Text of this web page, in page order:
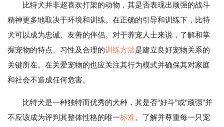
比特犬并非超喜欢打架的动物，其是否表现出顽强的战斗
精神更多地取决于环境和训练。在正确的引导和训练下，比特
犬可以成为忠诚、友善的伴侣。对于养宠人士来说，了解和掌
握宠物的特点、习性及合理的训练方法是建立良好宠物关系的
关键所在。在关爱宠物的也应关注其行为模式并确保其对家庭
和社会不造成任何危害。
比特犬是一种独特而优秀的犬种，其是否“好斗”或“顽强”并
不应该成为评判其整体性格的唯一标准。了解并尊重每一只宠